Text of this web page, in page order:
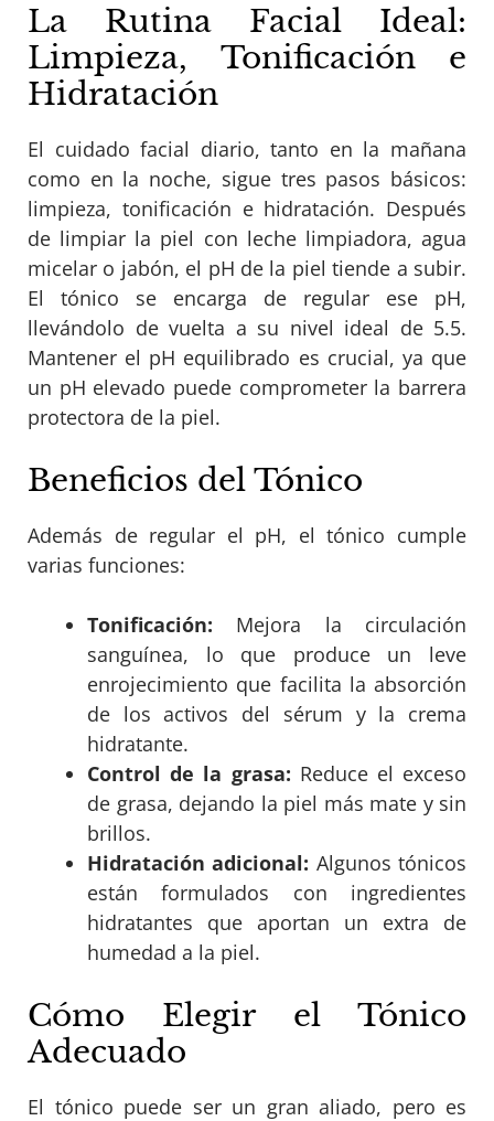
La Rutina Facial Ideal:
Limpieza, Tonificación e
Hidratación
El cuidado facial diario, tanto en la mañana
como en la noche, sigue tres pasos básicos:
limpieza, tonificación e hidratación. Después
de limpiar la piel con leche limpiadora, agua
micelar o jabón, el pH de la piel tiende a subir.
El tónico se encarga de regular ese pH,
llevándolo de vuelta a su nivel ideal de 5.5.
Mantener el pH equilibrado es crucial, ya que
un pH elevado puede comprometer la barrera
protectora de la piel.
Beneficios del Tónico
Además de regular el pH, el tónico cumple
varias funciones:
Tonificación: Mejora la circulación
sanguínea, lo que produce un leve
enrojecimiento que facilita la absorción
de los activos del sérum y la crema
hidratante.
Control de la grasa: Reduce el exceso
de grasa, dejando la piel más mate y sin
brillos.
Hidratación adicional: Algunos tónicos
están formulados con ingredientes
hidratantes que aportan un extra de
humedad a la piel.
Cómo Elegir el Tónico
Adecuado
El tónico puede ser un gran aliado, pero es